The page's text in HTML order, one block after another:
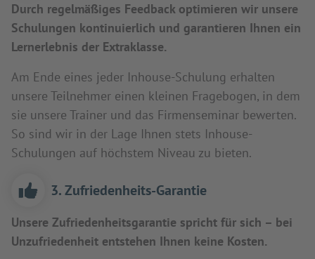
Durch regelmäßiges Feedback optimieren wir unsere
Schulungen kontinuierlich und garantieren Ihnen ein
Lernerlebnis der Extraklasse.
Am Ende eines jeder Inhouse-Schulung erhalten
unsere Teilnehmer einen kleinen Fragebogen, in dem
sie unsere Trainer und das Firmenseminar bewerten.
So sind wir in der Lage Ihnen stets Inhouse-
Schulungen auf höchstem Niveau zu bieten.
3. Zufriedenheits-Garantie
Unsere Zufriedenheitsgarantie spricht für sich – bei
Unzufriedenheit entstehen Ihnen keine Kosten.